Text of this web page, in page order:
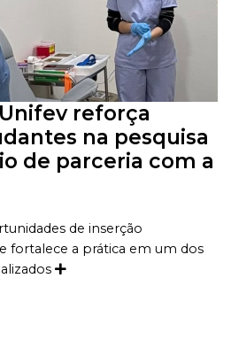
reforça
na pesquisa
de parceria com a
de inserção
fortalece a prática em um dos